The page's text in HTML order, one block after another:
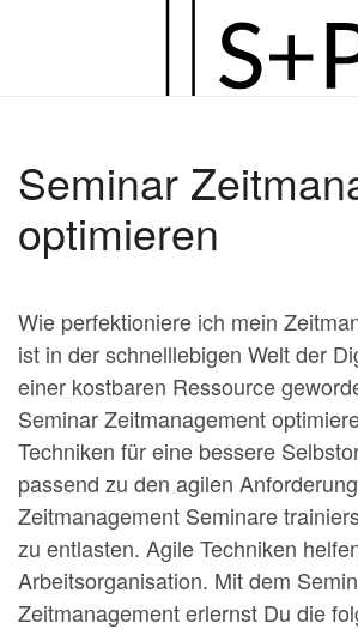
Seminar
optimieren
Wie perfektioniere ich mein
ist in der schnelllebigen Welt der
einer kostbaren Ressource
Seminar Zeitmanagement
Techniken für eine bessere
passend zu den agilen
Zeitmanagement Seminare
zu entlasten. Agile Techniken
Arbeitsorganisation. Mit dem
Zeitmanagement erlernst Du die